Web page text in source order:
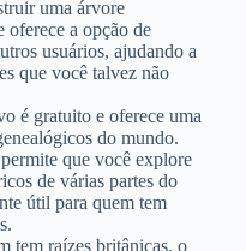
uma árvore
oferece a opção de
usuários, ajudando a
que você talvez não
é gratuito e oferece uma
do mundo.
que você explore
de várias partes do
útil para quem tem
tem raízes britânicas, o